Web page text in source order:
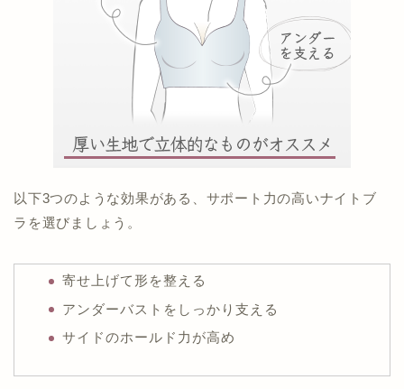
以下3つのような効果がある、サポート力の高いナイトブ
ラを選びましょう。
寄せ上げて形を整える
アンダーバストをしっかり支える
サイドのホールド力が高め